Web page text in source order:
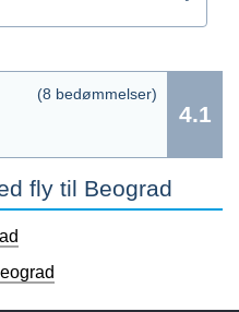
(8 bedømmelser)
4.1
fly til Beograd